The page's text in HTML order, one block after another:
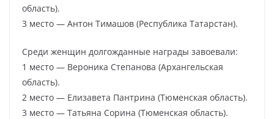
область).
3 место — Антон Тимашов (Республика Татарстан).
Среди женщин долгожданные награды завоевали:
1 место — Вероника Степанова (Архангельская
область).
2 место — Елизавета Пантрина (Тюменская область).
3 место — Татьяна Сорина (Тюменская область).